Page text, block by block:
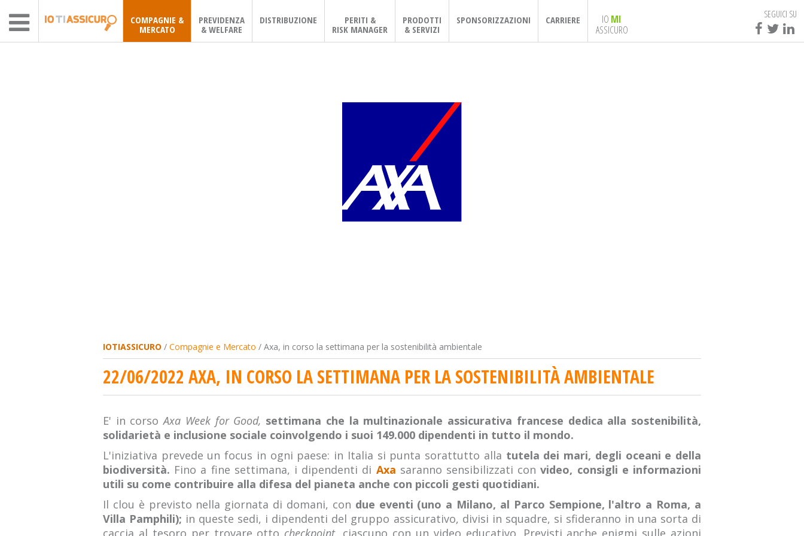
COMPAGNIE &
MERCATO
PREVIDENZA
& WELFARE
DISTRIBUZIONE
PERITI &
RISK MANAGER
PRODOTTI
& SERVIZI
SPONSORIZZAZIONI CARRIERE IO MI
ASSICURO
SEGUICI SU
IOTIASSICURO / Compagnie e Mercato / Axa, in corso la settimana per la sostenibilità ambientale
22/06/2022 AXA, IN CORSO LA SETTIMANA PER LA SOSTENIBILITÀ AMBIENTALE
E' in corsoAxa Week for Good, settimana che la multinazionale assicurativa francese dedica alla sostenibilità,
solidarietà e inclusione sociale coinvolgendo i suoi 149.000 dipendenti in tutto il mondo.
L'iniziativa prevede un focus in ogni paese: in Italia si punta sorattutto alla tutela dei mari, degli oceani e della
biodiversità. Fino a fine settimana, i dipendenti di Axa saranno sensibilizzati con video, consigli e informazioni
utili su come contribuire alla difesa del pianeta anche con piccoli gesti quotidiani.
Il clou è previsto nella giornata di domani, con due eventi (uno a Milano, al Parco Sempione, l'altro a Roma, a
Villa Pamphili); in queste sedi, i dipendenti del gruppo assicurativo, divisi in squadre, si sfideranno in una sorta di
caccia al tesoro per trovare otto checkpoint, ciascuno con un video educativo. Previsti anche enigmi sulle azioni